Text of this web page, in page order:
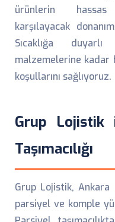
ürünlerin hassas
karşılayacak
Sıcaklığa
malzemelerine kadar
koşullarını sağlıyoruz.
Grup Lojistik
Taşımacılığı
Grup Lojistik, Ankara
parsiyel ve komple